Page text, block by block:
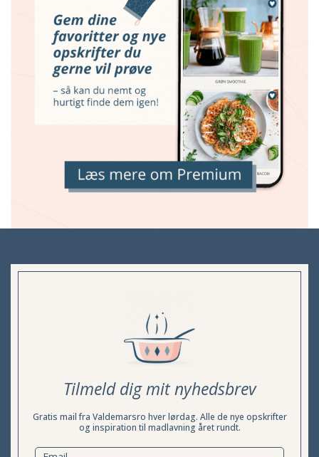
Tilmeld dig mit nyhedsbrev
Gratis mail fra Valdemarsro hver lørdag. Alle de nye opskrifter
og inspiration til madlavning året rundt.